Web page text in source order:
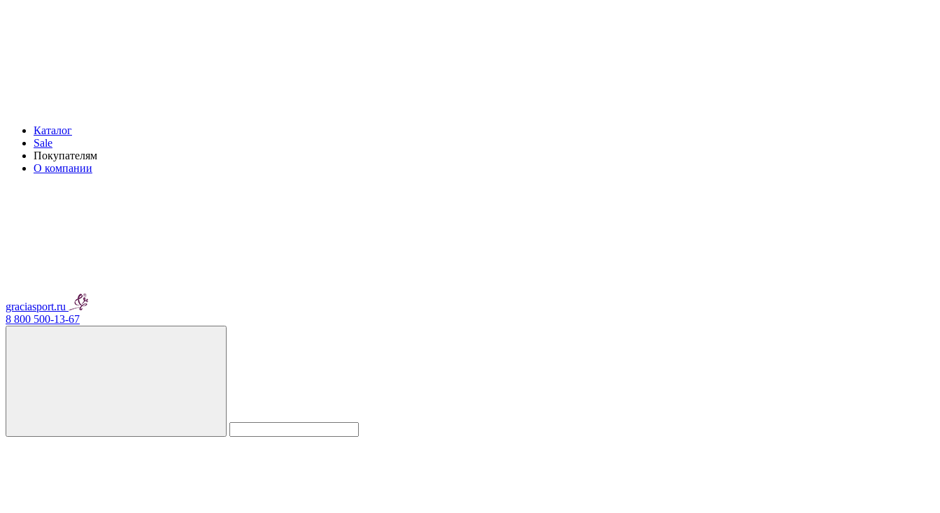
Каталог
Sale
Покупателям
О компании
graciasport.ru
8 800 500-13-67